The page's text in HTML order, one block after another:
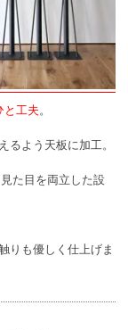
と工夫 。
るよう天板に加工。
た目を両立した設
りも優しく仕上げま